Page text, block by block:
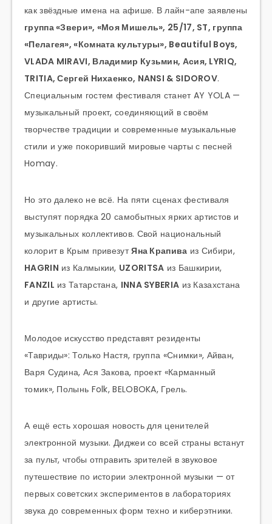
как звёздные имена на афише. В лайн-апе заявлены
группа «Звери», «Моя Мишель», 25/17, ST, группа
«Пелагея», «Комната культуры», Beautiful Boys,
VLADA MIRAVI, Владимир Кузьмин, Асия, LYRIQ,
TRITIA, Сергей Нихаенко, NANSI & SIDOROV.
Специальным гостем фестиваля станет AY YOLA —
музыкальный проект, соединяющий в своём
творчестве традиции и современные музыкальные
стили и уже покоривший мировые чарты с песней
Homay.
Но это далеко не всё. На пяти сценах фестиваля
выступят порядка 20 самобытных ярких артистов и
музыкальных коллективов. Свой национальный
колорит в Крым привезутЯна Крапива из Сибири,
HAGRIN из Калмыкии, UZORITSA из Башкирии,
FANZIL из Татарстана, INNA SYBERIA из Казахстана
и другие артисты.
Молодое искусство представят резиденты
«Тавриды»: Только Настя, группа «Снимки», Айван,
Варя Судина, Ася Закова, проект «Карманный
томик», Полынь Folk, BELOBOKA, Грель.
А ещё есть хорошая новость для ценителей
электронной музыки. Диджеи со всей страны встанут
за пульт, чтобы отправить зрителей в звуковое
путешествие по истории электронной музыки — от
первых советских экспериментов в лабораториях
звука до современных форм техно и киберэтники.